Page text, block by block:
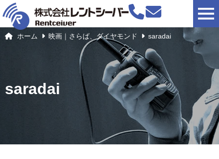
ホーム 映画｜さらば、ダイヤモンド saradai
saradai